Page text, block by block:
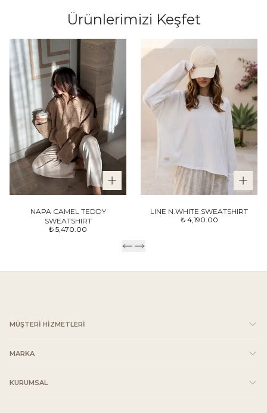
Ürünlerimizi Keşfet
NAPA CAMEL TEDDY
SWEATSHIRT
₺ 5,470.00
LINE N.WHITE SWEATSHIRT
₺ 4,190.00
MÜŞTERİ HİZMETLERİ
MARKA
KURUMSAL